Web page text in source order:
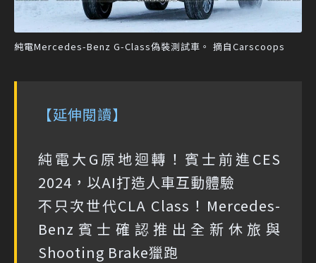
純電Mercedes-Benz G-Class偽裝測試車。 摘自Carscoops
【延伸閱讀】
純電大G原地迴轉！賓士前進CES
2024，以AI打造人車互動體驗
不只次世代CLA Class！Mercedes-
Benz賓士確認推出全新休旅與
Shooting Brake獵跑